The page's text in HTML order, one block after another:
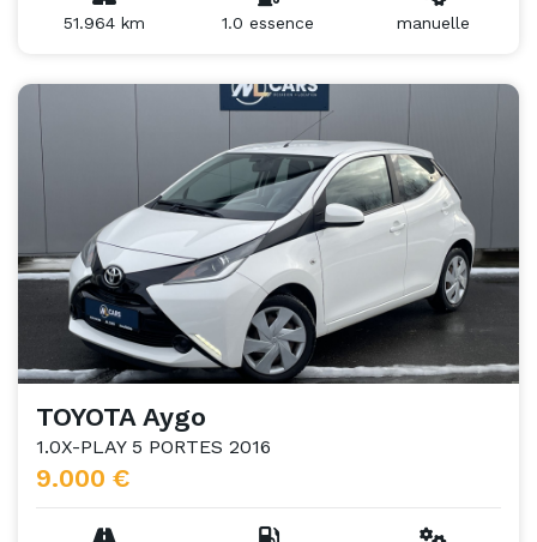
51.964 km 1.0 essence manuelle
TOYOTA Aygo
1.0X-PLAY 5 PORTES 2016
9.000 €